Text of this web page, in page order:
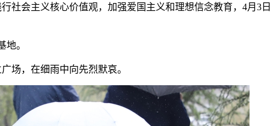
社会主义核心价值观，加强爱国主义和理想信念教育，4月3
。
场，在细雨中向先烈默哀。